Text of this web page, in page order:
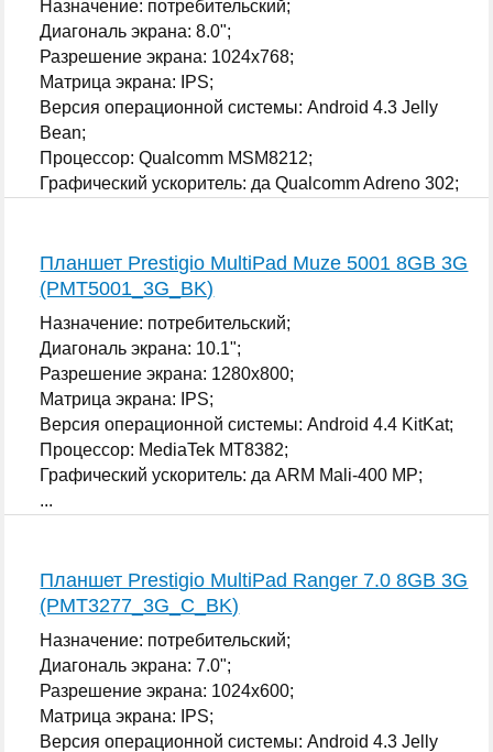
Назначение: потребительский;
Диагональ экрана: 8.0";
Разрешение экрана: 1024x768;
Матрица экрана: IPS;
Версия операционной системы: Android 4.3 Jelly
Bean;
Процессор: Qualcomm MSM8212;
Графический ускоритель: да Qualcomm Adreno 302;
Планшет Prestigio MultiPad Muze 5001 8GB 3G
(PMT5001_3G_BK)
Назначение: потребительский;
Диагональ экрана: 10.1";
Разрешение экрана: 1280x800;
Матрица экрана: IPS;
Версия операционной системы: Android 4.4 KitKat;
Процессор: MediaTek MT8382;
Графический ускоритель: да ARM Mali-400 MP;
...
Планшет Prestigio MultiPad Ranger 7.0 8GB 3G
(PMT3277_3G_C_BK)
Назначение: потребительский;
Диагональ экрана: 7.0";
Разрешение экрана: 1024x600;
Матрица экрана: IPS;
Версия операционной системы: Android 4.3 Jelly